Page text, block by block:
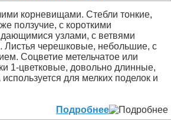
корневищами. Стебли тонкие,
ползучие, с короткими
узлами, с ветвями
Листья черешковые, небольшие, с
Соцветие метельчатое или
1-цветковые, довольно длинные,
для мелких поделок и
Подробнее